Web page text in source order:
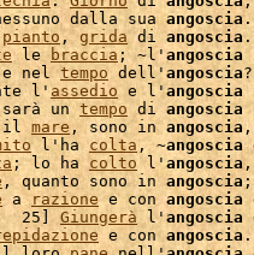
dalla sua angoscia.
pianto, grida di angoscia.
le braccia ; ~l' angoscia
nel tempo dell' angoscia
l'assedio e l' angoscia
un tempo di angoscia
il mare , sono in angoscia
l'ha colta , ~angoscia
; lo ha colto l'angoscia
, quanto sono in angoscia
a razione e con angoscia
25] Giungerà l'angoscia
e con angoscia